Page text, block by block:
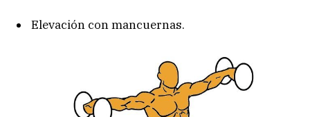
Elevación con mancuernas.